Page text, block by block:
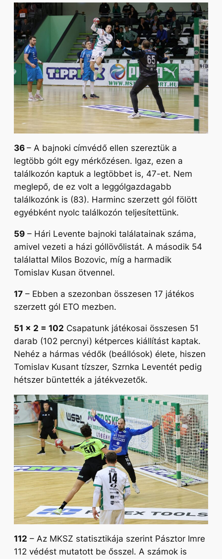
36 – A bajnoki címvédő ellen szereztük a
legtöbb gólt egy mérkőzésen. Igaz, ezen a
találkozón kaptuk a legtöbbet is, 47-et. Nem
meglepő, de ez volt a leggólgazdagabb
találkozónk is (83). Harminc szerzett gól fölött
egyébként nyolc találkozón teljesítettünk.
59 – Hári Levente bajnoki találatainak száma,
amivel vezeti a házi góllövőlistát. A második 54
találattal Milos Bozovic, míg a harmadik
Tomislav Kusan ötvennel.
17 – Ebben a szezonban összesen 17 játékos
szerzett gól ETO mezben.
51 x 2 = 102 Csapatunk játékosai összesen 51
darab (102 percnyi) kétperces kiállítást kaptak.
Nehéz a hármas védők (beállósok) élete, hiszen
Tomislav Kusant tízszer, Szrnka Leventét pedig
hétszer büntették a játékvezetők.
112 – Az MKSZ statisztikája szerint Pásztor Imre
112 védést mutatott be ősszel. A számok is